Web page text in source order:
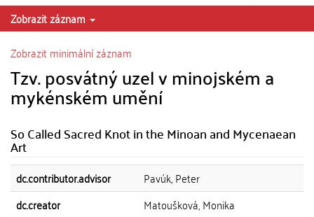
Zobrazit záznam
Zobrazit minimální záznam
Tzv. posvátný uzel v minojském a
mykénském umění
So Called Sacred Knot in the Minoan and Mycenaean
Art
dc.contributor.advisor
Pavúk, Peter
dc.creator
Matoušková, Monika